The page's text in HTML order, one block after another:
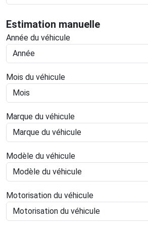
Estimation manuelle
Année du véhicule
Mois du véhicule
Marque du véhicule
Modèle du véhicule
Motorisation du véhicule